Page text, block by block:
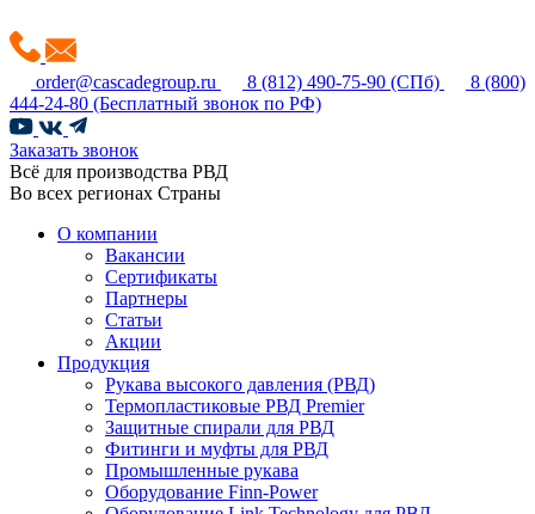
order@cascadegroup.ru 8 (812) 490-75-90 (СПб)
8 (800)
444-24-80 (Бесплатный звонок по РФ)
Заказать звонок
Всё для производства РВД
Во всех регионах Страны
О компании
Вакансии
Сертификаты
Партнеры
Статьи
Акции
Продукция
Рукава высокого давления (РВД)
Термопластиковые РВД Premier
Защитные спирали для РВД
Фитинги и муфты для РВД
Промышленные рукава
Оборудование Finn-Power